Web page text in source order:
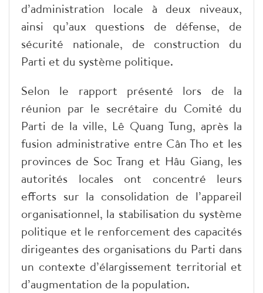
d’administration locale à deux niveaux,
ainsi qu’aux questions de défense, de
sécurité nationale, de construction du
Parti et du système politique.
Selon le rapport présenté lors de la
réunion par le secrétaire du Comité du
Parti de la ville, Lê Quang Tung, après la
fusion administrative entre Cân Tho et les
provinces de Soc Trang et Hâu Giang, les
autorités locales ont concentré leurs
efforts sur la consolidation de l’appareil
organisationnel, la stabilisation du système
politique et le renforcement des capacités
dirigeantes des organisations du Parti dans
un contexte d’élargissement territorial et
d’augmentation de la population.